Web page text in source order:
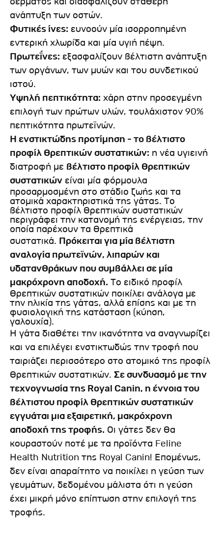
ανάπτυξη των οστών.
Φυτικές ίνες: ευνοούν μία ισορροπημένη
εντερική χλωρίδα και μία υγιή πέψη.
Πρωτεΐνες: εξασφαλίζουν βέλτιστη ανάπτυξη
των οργάνων, των μυών και του συνδετικού
ιστού.
Υψηλή πεπτικότητα: χάρη στην προσεγμένη
επιλογή των πρώτων υλών, τουλάχιστον 90%
πεπτικότητα πρωτεϊνών.
Η ενστικτώδης προτίμηση - το βέλτιστο
προφίλ θρεπτικών συστατικών: η νέα υγιεινή
διατροφή με βέλτιστο προφίλ θρεπτικών
συστατικών είναι μία φόρμουλα
προσαρμοσμένη στο στάδιο ζωής και τα
ατομικά χαρακτηριστικά της γάτας. Το
βέλτιστο προφίλ θρεπτικών συστατικών
περιγράφει την κατανομή της ενέργειας, την
οποία παρέχουν τα θρεπτικά
συστατικά. Πρόκειται για μία βέλτιστη
αναλογία πρωτεϊνών, λιπαρών και
υδατανθράκων που συμβάλλει σε μία
μακρόχρονη αποδοχή. Το ειδικό προφίλ
θρεπτικών συστατικών ποικίλει ανάλογα με
την ηλικία της γάτας, αλλά επίσης και με τη
φυσιολογική της κατάσταση (κύηση,
γαλουχία).
Η γάτα διαθέτει την ικανότητα να αναγνωρίζει
και να επιλέγει ενστικτωδώς την τροφή που
ταιριάζει περισσότερο στο ατομικό της προφίλ
θρεπτικών συστατικών. Σε συνδυασμό με την
τεχνογνωσία της Royal Canin, η έννοια του
βέλτιστου προφίλ θρεπτικών συστατικών
εγγυάται μια εξαιρετική, μακρόχρονη
αποδοχή της τροφής. Οι γάτες δεν θα
κουραστούν ποτέ με τα προϊόντα Feline
Health Nutrition της Royal Canin! Επομένως,
δεν είναι απαραίτητο να ποικίλει η γεύση των
γευμάτων, δεδομένου μάλιστα ότι η γεύση
έχει μικρή μόνο επίπτωση στην επιλογή της
τροφής.